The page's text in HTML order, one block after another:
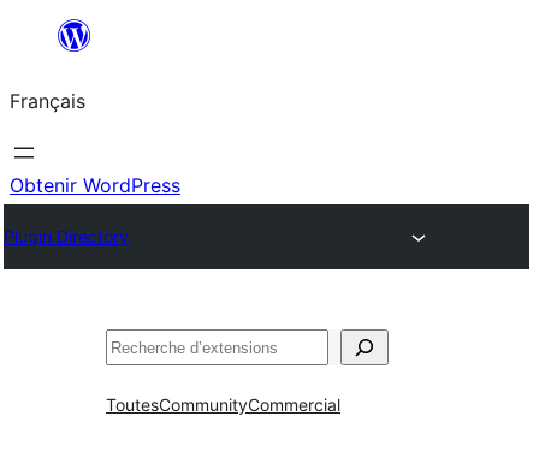
contenu
Français
Obtenir WordPress
Plugin Directory
Rechercher
ToutesCommunityCommercial